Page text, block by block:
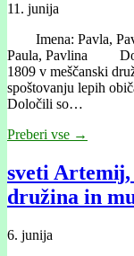
11. junija
Imena: Pavla,
Paula, Pavlina
1809 v meščanski
spoštovanju lepih
Določili so…
Preberi vse →
sveti
družina in
6. junija